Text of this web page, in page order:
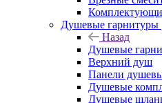
Душевые гарнитуры
Назад
Душевые
Верхний душ
Панели
Душевые
Душевые